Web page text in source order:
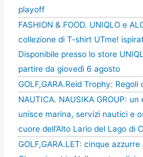
playoff
FASHION & FOOD. UNIQLO e
collezione di T-shirt UTme!
Disponibile presso lo store
partire da giovedì 6 agosto
GOLF,GARA.Reid Trophy:
NAUTICA. NAUSIKA GROUP:
unisce marina, servizi nautici e
cuore dell’Alto Lario del Lago di
GOLF,GARA.LET: cinque